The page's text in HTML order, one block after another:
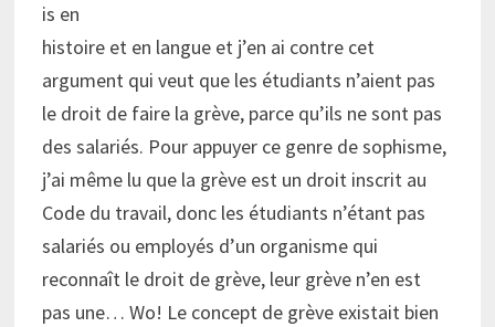
is en
histoire et en langue et j’en ai contre cet
argument qui veut que les étudiants n’aient pas
le droit de faire la grève, parce qu’ils ne sont pas
des salariés. Pour appuyer ce genre de sophisme,
j’ai même lu que la grève est un droit inscrit au
Code du travail, donc les étudiants n’étant pas
salariés ou employés d’un organisme qui
reconnaît le droit de grève, leur grève n’en est
pas une… Wo! Le concept de grève existait bien